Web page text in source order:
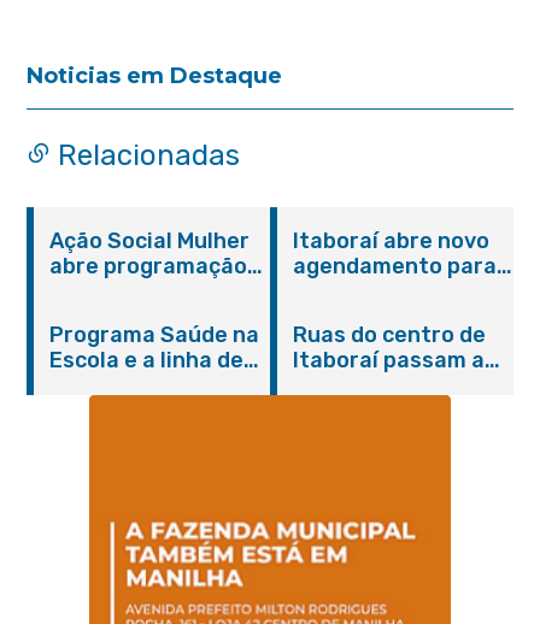
Noticias em Destaque
Relacionadas
Ação Social Mulher
abre programação
serviços gratuitos e
orientações
Itaboraí abre novo
agendamento para
Programa Saúde na
Escola e a linha de
Magalhães Seabra
Ruas do centro de
Itaboraí passam a